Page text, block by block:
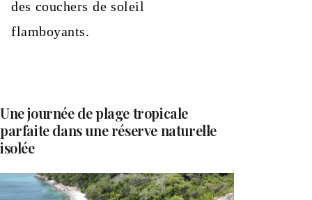
des couchers de soleil
flamboyants.
Une journée de plage tropicale
parfaite dans une réserve naturelle
isolée